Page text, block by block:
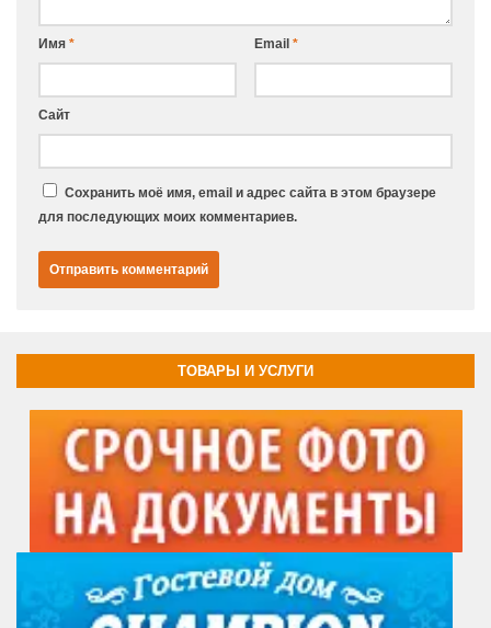
Имя * Email *
Сайт
Сохранить моё имя, email и адрес сайта в этом браузере
для последующих моих комментариев.
ТОВАРЫ И УСЛУГИ